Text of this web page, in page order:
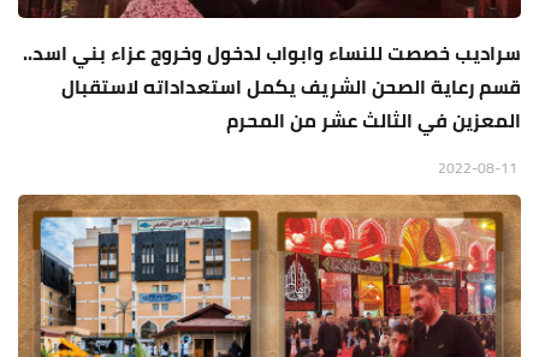
سراديب خصصت للنساء وابواب لدخول وخروج عزاء بني اسد..
قسم رعاية الصحن الشريف يكمل استعداداته لاستقبال
المعزين في الثالث عشر من المحرم